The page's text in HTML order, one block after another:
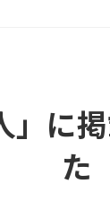
」に
た